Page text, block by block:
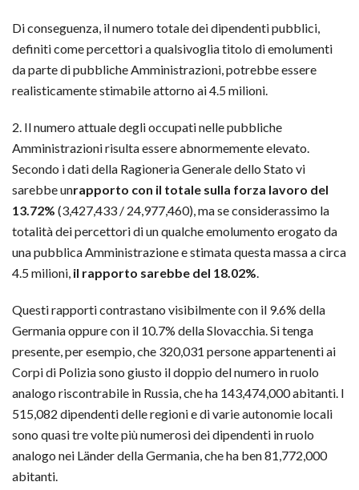
Di conseguenza, il numero totale dei dipendenti pubblici,
definiti come percettori a qualsivoglia titolo di emolumenti
da parte di pubbliche Amministrazioni, potrebbe essere
realisticamente stimabile attorno ai 4.5 milioni.
2. Il numero attuale degli occupati nelle pubbliche
Amministrazioni risulta essere abnormemente elevato.
Secondo i dati della Ragioneria Generale dello Stato vi
sarebbe unrapporto con il totale sulla forza lavoro del
13.72% (3,427,433 / 24,977,460), ma se considerassimo la
totalità dei percettori di un qualche emolumento erogato da
una pubblica Amministrazione e stimata questa massa a circa
4.5 milioni, il rapporto sarebbe del 18.02%.
Questi rapporti contrastano visibilmente con il 9.6% della
Germania oppure con il 10.7% della Slovacchia. Si tenga
presente, per esempio, che 320,031 persone appartenenti ai
Corpi di Polizia sono giusto il doppio del numero in ruolo
analogo riscontrabile in Russia, che ha 143,474,000 abitanti. I
515,082 dipendenti delle regioni e di varie autonomie locali
sono quasi tre volte più numerosi dei dipendenti in ruolo
analogo nei Länder della Germania, che ha ben 81,772,000
abitanti.